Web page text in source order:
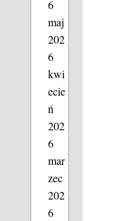
6
maj
202
6
kwi
ecie
ń
202
6
mar
zec
202
6